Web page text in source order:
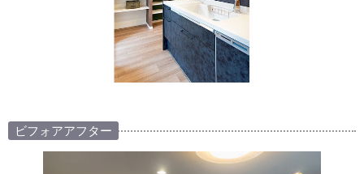
ビフォアアフター